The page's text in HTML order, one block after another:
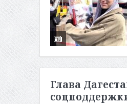
Глава